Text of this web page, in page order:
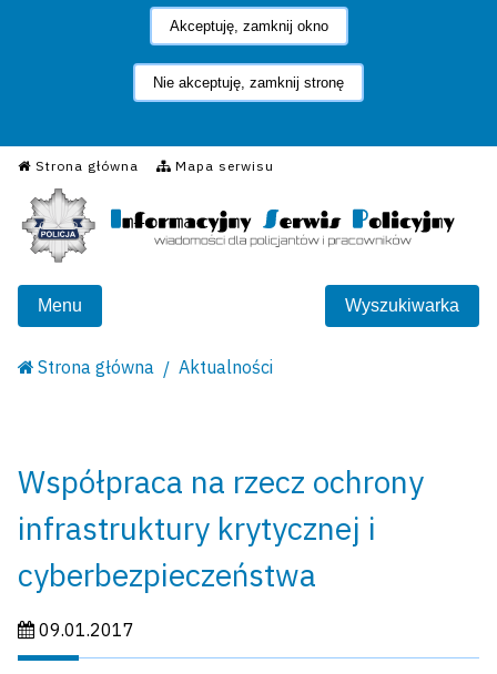
Akceptuję, zamknij okno
Nie akceptuję, zamknij stronę
Strona główna Mapa serwisu
Informacyjny Serwis
Menu Wyszukiwarka
Strona główna Aktualności
Współpraca na rzecz ochrony
infrastruktury krytycznej i
cyberbezpieczeństwa
Data publikacji:
09.01.2017